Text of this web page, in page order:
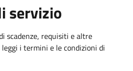
servizio
scadenze, requisiti e altre
i termini e le condizioni di